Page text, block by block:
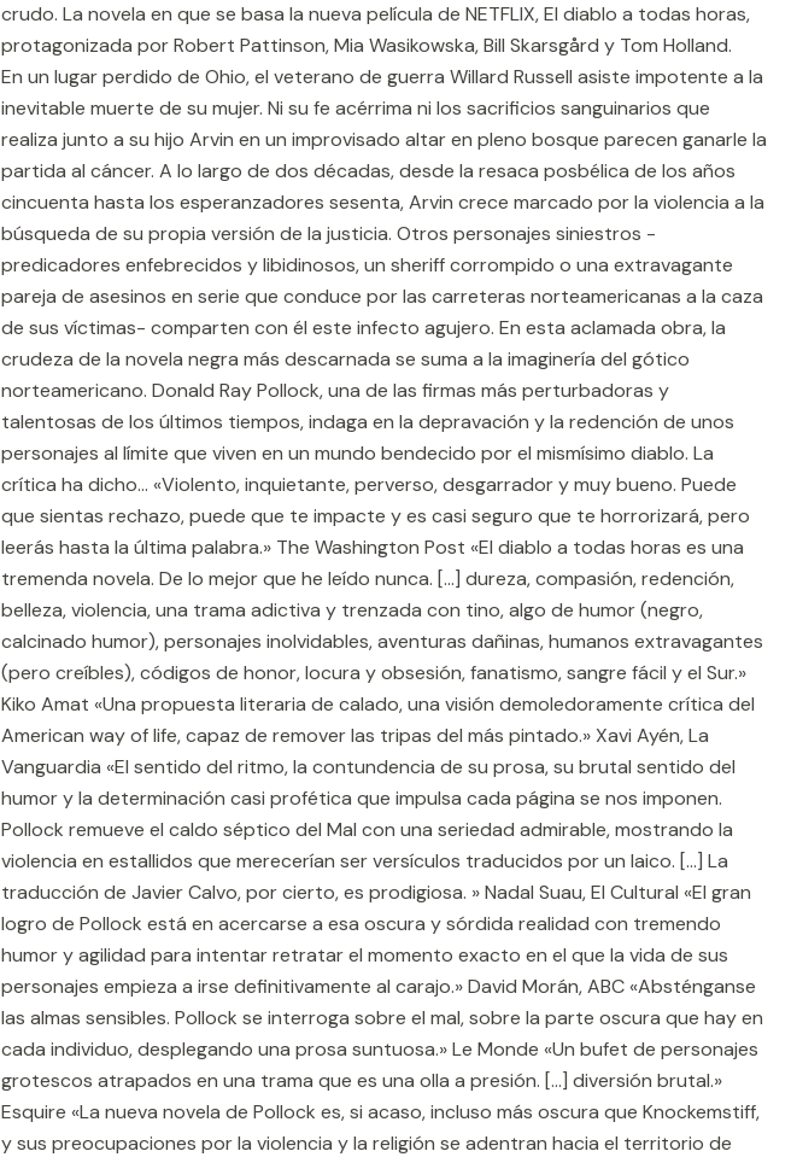
crudo. La novela en que se basa la nueva película de NETFLIX, El diablo a todas horas,
protagonizada por Robert Pattinson, Mia Wasikowska, Bill Skarsgård y Tom Holland.
En un lugar perdido de Ohio, el veterano de guerra Willard Russell asiste impotente a la
inevitable muerte de su mujer. Ni su fe acérrima ni los sacrificios sanguinarios que
realiza junto a su hijo Arvin en un improvisado altar en pleno bosque parecen ganarle la
partida al cáncer. A lo largo de dos décadas, desde la resaca posbélica de los años
cincuenta hasta los esperanzadores sesenta, Arvin crece marcado por la violencia a la
búsqueda de su propia versión de la justicia. Otros personajes siniestros -
predicadores enfebrecidos y libidinosos, un sheriff corrompido o una extravagante
pareja de asesinos en serie que conduce por las carreteras norteamericanas a la caza
de sus víctimas- comparten con él este infecto agujero. En esta aclamada obra, la
crudeza de la novela negra más descarnada se suma a la imaginería del gótico
norteamericano. Donald Ray Pollock, una de las firmas más perturbadoras y
talentosas de los últimos tiempos, indaga en la depravación y la redención de unos
personajes al límite que viven en un mundo bendecido por el mismísimo diablo. La
crítica ha dicho... «Violento, inquietante, perverso, desgarrador y muy bueno. Puede
que sientas rechazo, puede que te impacte y es casi seguro que te horrorizará, pero
leerás hasta la última palabra.» The Washington Post «El diablo a todas horas es una
tremenda novela. De lo mejor que he leído nunca. [...] dureza, compasión, redención,
belleza, violencia, una trama adictiva y trenzada con tino, algo de humor (negro,
calcinado humor), personajes inolvidables, aventuras dañinas, humanos extravagantes
(pero creíbles), códigos de honor, locura y obsesión, fanatismo, sangre fácil y el Sur.»
Kiko Amat «Una propuesta literaria de calado, una visión demoledoramente crítica del
American way of life, capaz de remover las tripas del más pintado.» Xavi Ayén, La
Vanguardia «El sentido del ritmo, la contundencia de su prosa, su brutal sentido del
humor y la determinación casi profética que impulsa cada página se nos imponen.
Pollock remueve el caldo séptico del Mal con una seriedad admirable, mostrando la
violencia en estallidos que merecerían ser versículos traducidos por un laico. [...] La
traducción de Javier Calvo, por cierto, es prodigiosa. » Nadal Suau, El Cultural «El gran
logro de Pollock está en acercarse a esa oscura y sórdida realidad con tremendo
humor y agilidad para intentar retratar el momento exacto en el que la vida de sus
personajes empieza a irse definitivamente al carajo.» David Morán, ABC «Absténganse
las almas sensibles. Pollock se interroga sobre el mal, sobre la parte oscura que hay en
cada individuo, desplegando una prosa suntuosa.» Le Monde «Un bufet de personajes
grotescos atrapados en una trama que es una olla a presión. [...] diversión brutal.»
Esquire «La nueva novela de Pollock es, si acaso, incluso más oscura que Knockemstiff,
y sus preocupaciones por la violencia y la religión se adentran hacia el territorio de